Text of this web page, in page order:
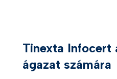
Tinexta Infocert
ágazat számára